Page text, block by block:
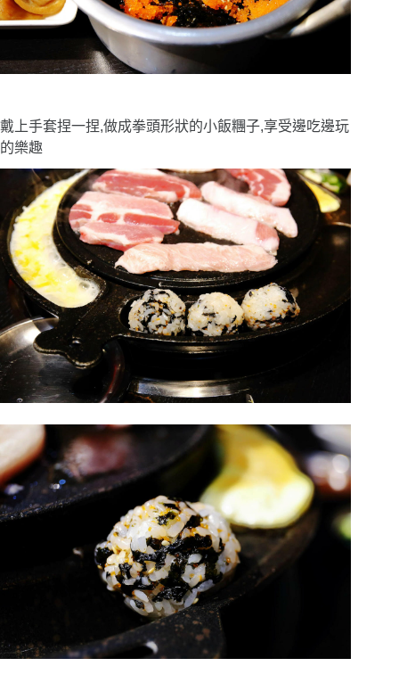
戴上手套捏一捏,做成拳頭形狀的小飯糰子,享受邊吃邊玩
的樂趣